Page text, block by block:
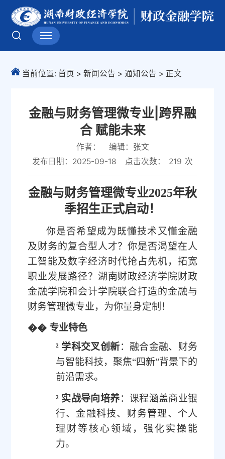
当前位置:首页 >新闻公告 >通知公告 > 正文
金融与财务管理微专业|跨界融
合 赋能未来
作者：
编辑：张文
发布日期：2025-09-18
点击次数： 219 次
金融与财务管理微专业2025年秋
季招生正式启动！
你是否希望成为既懂技术又懂金融
及财务的复合型人才？你是否渴望在人
工智能及数字经济时代抢占先机，拓宽
职业发展路径？ 湖南财政经济学院财政
金融学院和 会计学院联合打造的金融与
财务管理微专业，为你量身定制 ！
�� 专业特色
² 学科交叉创新：融合金融、财务
与智能科技，聚焦“四新”背景下的
前沿需求。
² 实战导向培养：课程涵盖商业银
行、金融科技、财务管理、个人
理财等核心领域，强化实操能
力。